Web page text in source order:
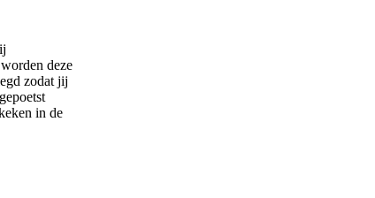
deze
zodat jij
in de